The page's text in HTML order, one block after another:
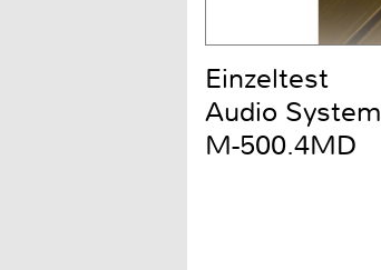
Einzeltest
Audio System
M-500.4MD